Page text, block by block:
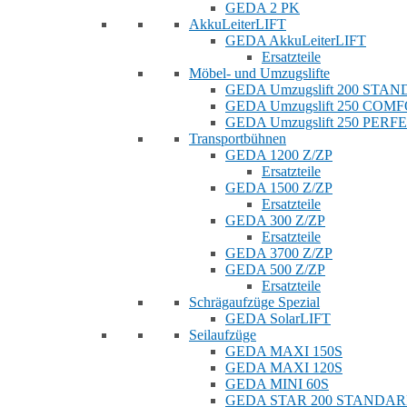
GEDA 2 PK
AkkuLeiterLIFT
GEDA AkkuLeiterLIFT
Ersatzteile
Möbel- und Umzugslifte
GEDA Umzugslift 200
GEDA Umzugslift 250
GEDA Umzugslift 250
Transportbühnen
GEDA 1200 Z/ZP
Ersatzteile
GEDA 1500 Z/ZP
Ersatzteile
GEDA 300 Z/ZP
Ersatzteile
GEDA 3700 Z/ZP
GEDA 500 Z/ZP
Ersatzteile
Schrägaufzüge Spezial
GEDA SolarLIFT
Seilaufzüge
GEDA MAXI 150S
GEDA MAXI 120S
GEDA MINI 60S
GEDA STAR 200